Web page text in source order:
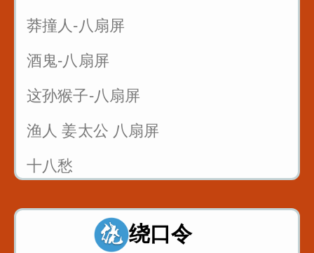
莽撞人-八扇屏
酒鬼-八扇屏
这孙猴子-八扇屏
渔人 姜太公 八扇屏
十八愁
诸葛亮 八扇屏 绕口令